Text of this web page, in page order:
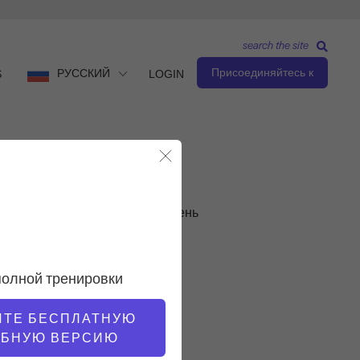
РУССКИЙ LOGIN Присоединяйтесь к
search the site
тренировки
БЕСПЛАТНУЮ
ВЕРСИЮ
Продвинутый уровень
Алиса Уайатт
ТЕМП ТРЕНИРОВКИ